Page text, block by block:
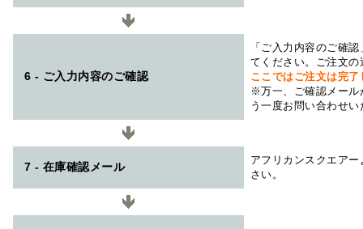
6 - ご入力内容のご確認
「ご入力内容のご確
てください。ご注文
ここではご注文は完
※万一、ご確認メール
う一度お問い合わせ
7 - 在庫確認メール
アフリカンスクエアー
さい。